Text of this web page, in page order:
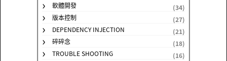
軟體開發
(34)
版本控制
(27)
DEPENDENCY INJECTION
(21)
碎碎念
(18)
TROUBLE SHOOTING
(16)